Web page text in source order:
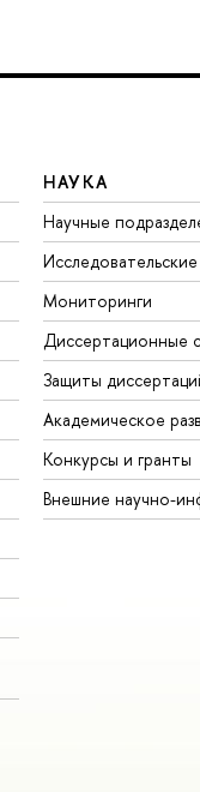
НАУКА
Научные
Мониторинги
Диссертационные
Защиты
Академическое
Конкурсы и гранты
Внешние научно-